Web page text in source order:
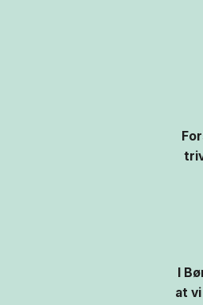
I
at